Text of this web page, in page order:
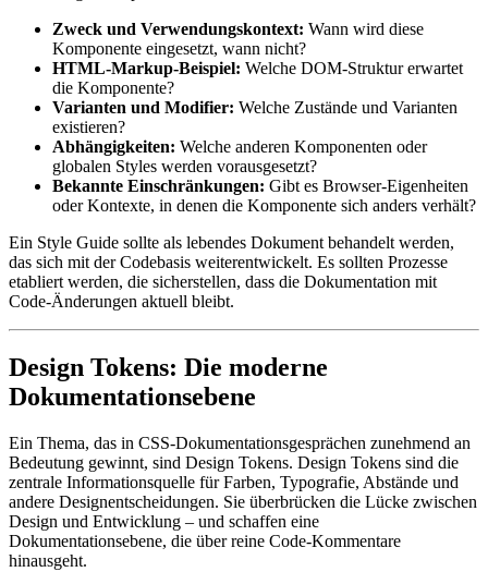
Zweck und Verwendungskontext: Wann wird diese
Komponente eingesetzt, wann nicht?
HTML-Markup-Beispiel: Welche DOM-Struktur erwartet
die Komponente?
Varianten und Modifier: Welche Zustände und Varianten
existieren?
Abhängigkeiten: Welche anderen Komponenten oder
globalen Styles werden vorausgesetzt?
Bekannte Einschränkungen: Gibt es Browser-Eigenheiten
oder Kontexte, in denen die Komponente sich anders verhält?
Ein Style Guide sollte als lebendes Dokument behandelt werden,
das sich mit der Codebasis weiterentwickelt. Es sollten Prozesse
etabliert werden, die sicherstellen, dass die Dokumentation mit
Code-Änderungen aktuell bleibt.
Design Tokens: Die moderne
Dokumentationsebene
Ein Thema, das in CSS-Dokumentationsgesprächen zunehmend an
Bedeutung gewinnt, sind Design Tokens. Design Tokens sind die
zentrale Informationsquelle für Farben, Typografie, Abstände und
andere Designentscheidungen. Sie überbrücken die Lücke zwischen
Design und Entwicklung – und schaffen eine
Dokumentationsebene, die über reine Code-Kommentare
hinausgeht.